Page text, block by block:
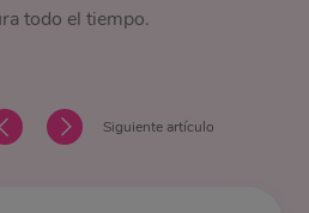
todo el tiempo.
Siguiente artículo